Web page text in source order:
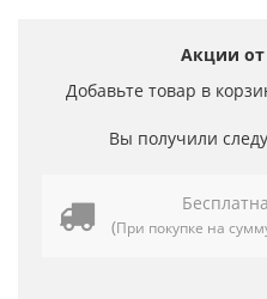
Акции от
Добавьте товар в
Вы получили
(При покупке на